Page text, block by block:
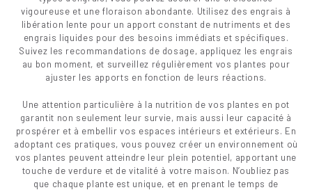
vigoureuse et une floraison abondante. Utilisez des engrais à
libération lente pour un apport constant de nutriments et des
engrais liquides pour des besoins immédiats et spécifiques.
Suivez les recommandations de dosage, appliquez les engrais
au bon moment, et surveillez régulièrement vos plantes pour
ajuster les apports en fonction de leurs réactions.
Une attention particulière à la nutrition de vos plantes en pot
garantit non seulement leur survie, mais aussi leur capacité à
prospérer et à embellir vos espaces intérieurs et extérieurs. En
adoptant ces pratiques, vous pouvez créer un environnement où
vos plantes peuvent atteindre leur plein potentiel, apportant une
touche de verdure et de vitalité à votre maison. N’oubliez pas
que chaque plante est unique, et en prenant le temps de